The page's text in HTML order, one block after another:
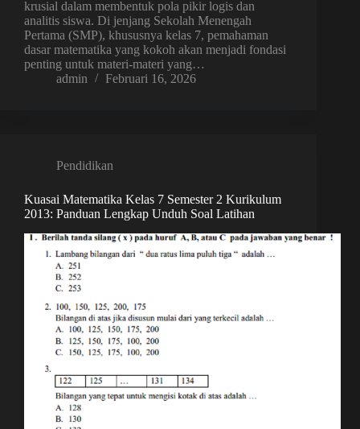
krusial dalam membentuk pola pikir logis dan
analitis siswa. Di jenjang Sekolah Menengah
Pertama (SMP), khususnya kelas 7, pemahaman
dasar matematika yang kokoh akan menjadi fondasi
penting untuk materi-materi yang…
admin
Februari 16, 2026
Pendidikan
Kuasai Matematika Kelas 7 Semester 2 Kurikulum
2013: Panduan Lengkap Unduh Soal Latihan